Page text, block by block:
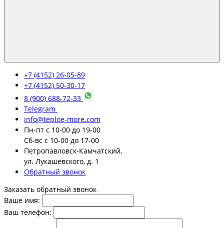
+7 (4152) 26-05-89
+7 (4152) 50-30-17
8 (900) 688-72-33
Telegram
info@teploe-more.com
Пн-пт с 10-00 до 19-00
Сб-вс с 10-00 до 17-00
Петропавловск-Камчатский,
ул. Лукашевского, д. 1
Обратный звонок
Заказать обратный звонок
Ваше имя:
Ваш телефон: